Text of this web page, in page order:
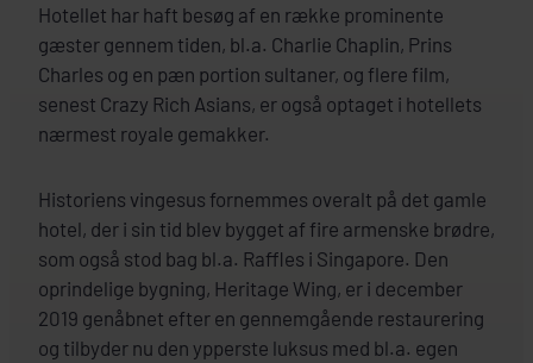
Hotellet har haft besøg af en række prominente
gæster gennem tiden, bl.a. Charlie Chaplin, Prins
Charles og en pæn portion sultaner, og flere film,
senest Crazy Rich Asians, er også optaget i hotellets
nærmest royale gemakker.
Historiens vingesus fornemmes overalt på det gamle
hotel, der i sin tid blev bygget af fire armenske brødre,
som også stod bag bl.a. Raffles i Singapore. Den
oprindelige bygning, Heritage Wing, er i december
2019 genåbnet efter en gennemgående restaurering
og tilbyder nu den ypperste luksus med bl.a. egen